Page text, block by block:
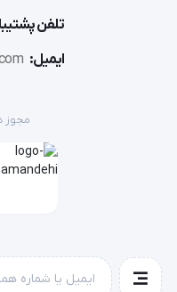
تلفن
ایمیل:
مجوز